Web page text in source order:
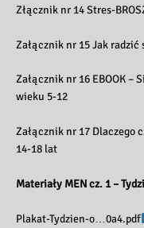
Złącznik nr 14 Stres-
Załącznik nr 15 Jak
Załącznik nr 16 EBOOK –
wieku 5-12
Załącznik nr 17 Dlaczego
14-18 lat
Materiały MEN cz. 1 –
Plakat-Tydzien-o…0a4.pdf